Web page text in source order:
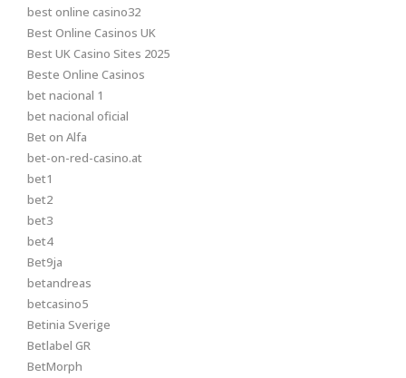
best online casino32
Best Online Casinos UK
Best UK Casino Sites 2025
Beste Online Casinos
bet nacional 1
bet nacional oficial
Bet on Alfa
bet-on-red-casino.at
bet1
bet2
bet3
bet4
Bet9ja
betandreas
betcasino5
Betinia Sverige
Betlabel GR
BetMorph